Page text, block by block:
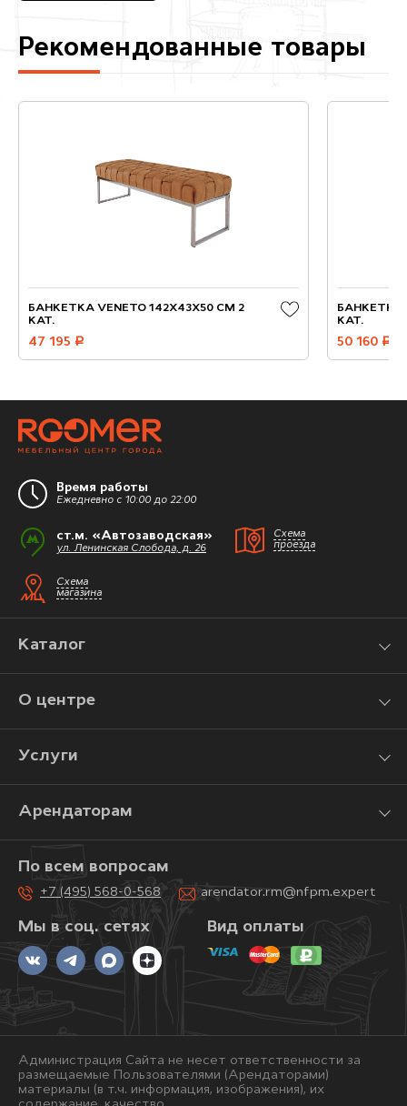
Рекомендованные товары
БАНКЕТКА VENETO 142X43X50 СМ 2
КАТ.
47 195 руб.
БАНКЕТКА
КАТ.
50 160 руб.
Время работы
Ежедневно с 10:00 до 22:00
ст.м. «Автозаводская»
ул. Ленинская Слобода, д. 26
Схема
проезда
Схема
магазина
Каталог
О центре
Услуги
Арендаторам
Мы в соц. сетях
По всем вопросам
+7 (495) 568-0-568 arendator.rm@nfpm.expert
Вид оплаты
Администрация Сайта не несет ответственности за
размещаемые Пользователями (Арендаторами)
материалы (в т.ч. информация, изображения), их